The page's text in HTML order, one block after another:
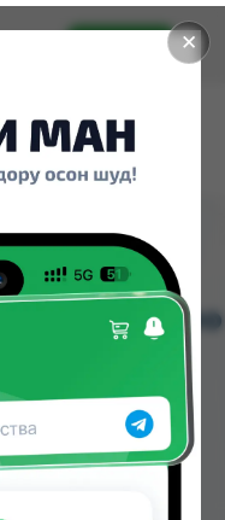
✕
Установить
стало